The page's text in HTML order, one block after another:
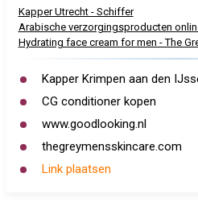
Kapper Utrecht - Schiffer
Arabische verzorgingsproducten
Hydrating face cream for men - The
Kapper Krimpen aan den
CG conditioner kopen
www.goodlooking.nl
thegreymensskincare.com
Link plaatsen